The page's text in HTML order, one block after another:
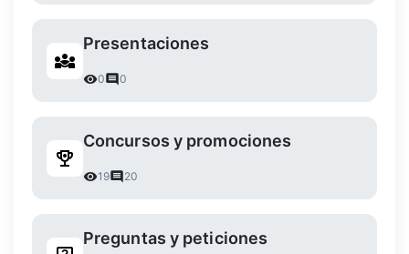
Presentaciones
0 0
Concursos y promociones
19 20
Preguntas y peticiones